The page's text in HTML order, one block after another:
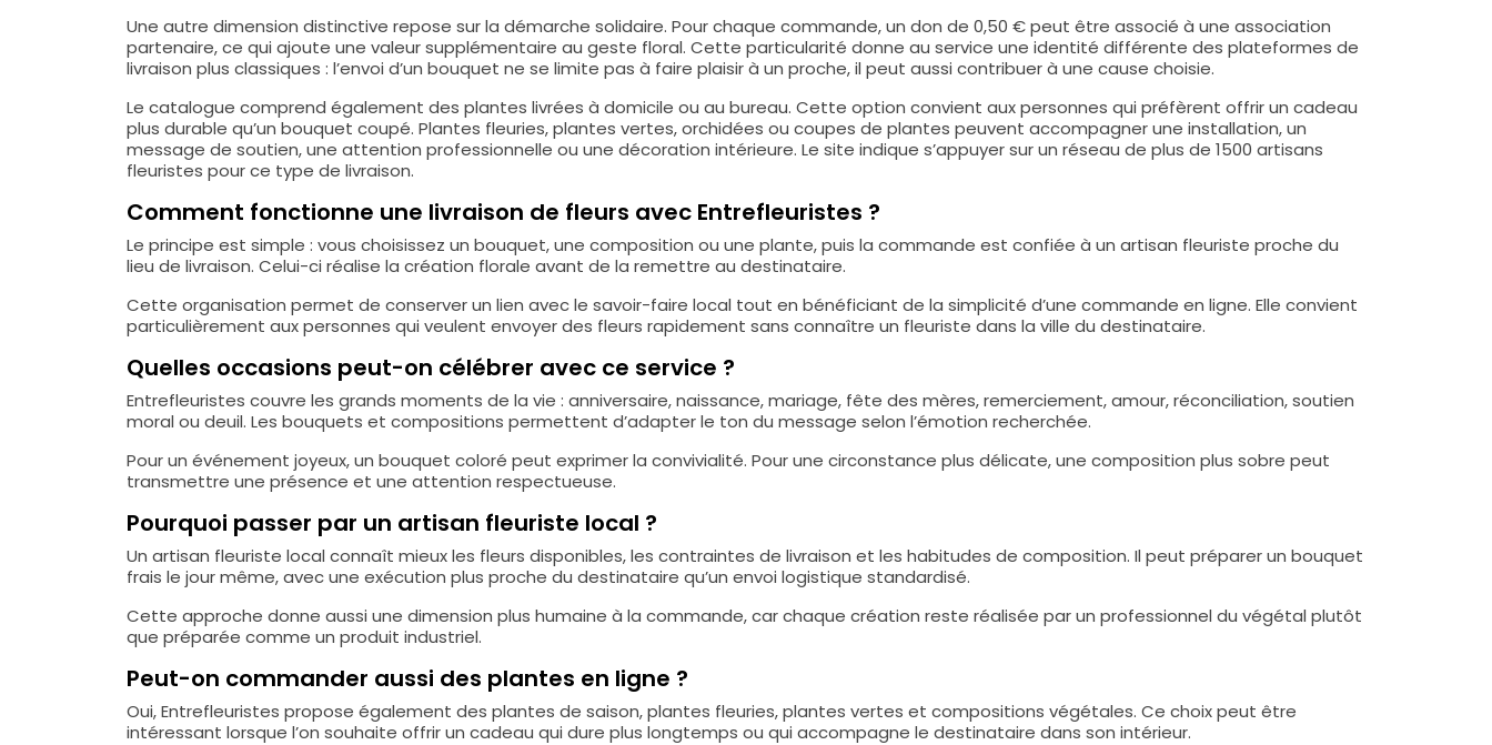
Une autre dimension distinctive repose sur la démarche solidaire. Pour chaque commande, un don de 0,50 € peut être associé à une association
partenaire, ce qui ajoute une valeur supplémentaire au geste floral. Cette particularité donne au service une identité différente des plateformes de
livraison plus classiques : l’envoi d’un bouquet ne se limite pas à faire plaisir à un proche, il peut aussi contribuer à une cause choisie.
Le catalogue comprend également des plantes livrées à domicile ou au bureau. Cette option convient aux personnes qui préfèrent offrir un cadeau
plus durable qu’un bouquet coupé. Plantes fleuries, plantes vertes, orchidées ou coupes de plantes peuvent accompagner une installation, un
message de soutien, une attention professionnelle ou une décoration intérieure. Le site indique s’appuyer sur un réseau de plus de 1500 artisans
fleuristes pour ce type de livraison.
Comment fonctionne une livraison de fleurs avec Entrefleuristes ?
Le principe est simple : vous choisissez un bouquet, une composition ou une plante, puis la commande est confiée à un artisan fleuriste proche du
lieu de livraison. Celui-ci réalise la création florale avant de la remettre au destinataire.
Cette organisation permet de conserver un lien avec le savoir-faire local tout en bénéficiant de la simplicité d’une commande en ligne. Elle convient
particulièrement aux personnes qui veulent envoyer des fleurs rapidement sans connaître un fleuriste dans la ville du destinataire.
Quelles occasions peut-on célébrer avec ce service ?
Entrefleuristes couvre les grands moments de la vie : anniversaire, naissance, mariage, fête des mères, remerciement, amour, réconciliation, soutien
moral ou deuil. Les bouquets et compositions permettent d’adapter le ton du message selon l’émotion recherchée.
Pour un événement joyeux, un bouquet coloré peut exprimer la convivialité. Pour une circonstance plus délicate, une composition plus sobre peut
transmettre une présence et une attention respectueuse.
Pourquoi passer par un artisan fleuriste local ?
Un artisan fleuriste local connaît mieux les fleurs disponibles, les contraintes de livraison et les habitudes de composition. Il peut préparer un bouquet
frais le jour même, avec une exécution plus proche du destinataire qu’un envoi logistique standardisé.
Cette approche donne aussi une dimension plus humaine à la commande, car chaque création reste réalisée par un professionnel du végétal plutôt
que préparée comme un produit industriel.
Peut-on commander aussi des plantes en ligne ?
Oui, Entrefleuristes propose également des plantes de saison, plantes fleuries, plantes vertes et compositions végétales. Ce choix peut être
intéressant lorsque l’on souhaite offrir un cadeau qui dure plus longtemps ou qui accompagne le destinataire dans son intérieur.